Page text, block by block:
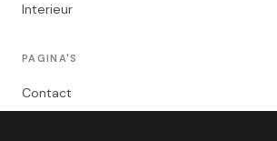
Interieur
PAGINA'S
Contact